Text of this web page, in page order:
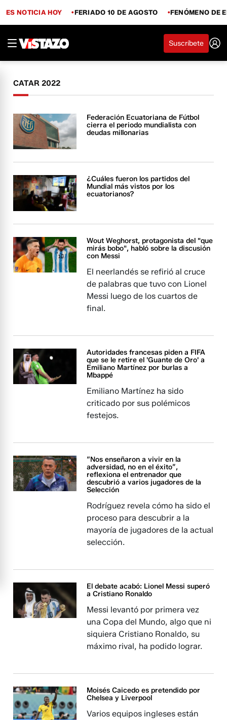
ES NOTICIA HOY FERIADO 10 DE AGOSTO FENÓMENO DE
Suscríbete
CATAR 2022
Federación Ecuatoriana de Fútbol
cierra el periodo mundialista con
deudas millonarias
¿Cuáles fueron los partidos del
Mundial más vistos por los
ecuatorianos?
Wout Weghorst, protagonista del "que
mirás bobo", habló sobre la discusión
con Messi
El neerlandés se refirió al cruce
de palabras que tuvo con Lionel
Messi luego de los cuartos de
final.
Autoridades francesas piden a FIFA
que se le retire el 'Guante de Oro' a
Emiliano Martínez por burlas a
Mbappé
Emiliano Martínez ha sido
criticado por sus polémicos
festejos.
“Nos enseñaron a vivir en la
adversidad, no en el éxito”,
reflexiona el entrenador que
descubrió a varios jugadores de la
Selección
Rodríguez revela cómo ha sido el
proceso para descubrir a la
mayoría de jugadores de la actual
selección.
El debate acabó: Lionel Messi superó
a Cristiano Ronaldo
Messi levantó por primera vez
una Copa del Mundo, algo que ni
siquiera Cristiano Ronaldo, su
máximo rival, ha podido lograr.
Moisés Caicedo es pretendido por
Chelsea y Liverpool
Varios equipos ingleses están